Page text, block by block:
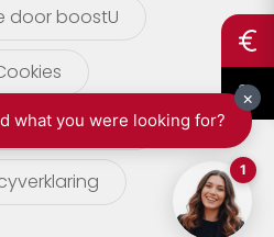
door boostU